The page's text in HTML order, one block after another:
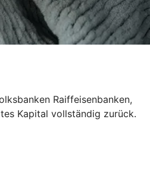
Raiffeisenbanken,
Kapital vollständig zurück.